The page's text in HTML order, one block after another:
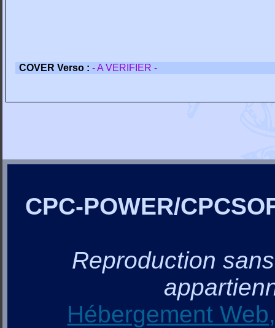
COVER Verso : - A VERIFIER -
CPC-POWER/
Reproduction
Hébergement